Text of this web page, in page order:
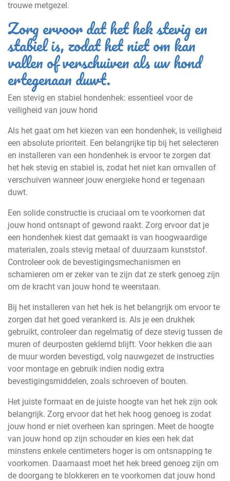
trouwe metgezel.
Zorg ervoor dat het hek stevig en
stabiel is, zodat het niet om kan
vallen of verschuiven als uw hond
ertegenaan duwt.
Een stevig en stabiel hondenhek: essentieel voor de
veiligheid van jouw hond
Als het gaat om het kiezen van een hondenhek, is veiligheid
een absolute prioriteit. Een belangrijke tip bij het selecteren
en installeren van een hondenhek is ervoor te zorgen dat
het hek stevig en stabiel is, zodat het niet kan omvallen of
verschuiven wanneer jouw energieke hond er tegenaan
duwt.
Een solide constructie is cruciaal om te voorkomen dat
jouw hond ontsnapt of gewond raakt. Zorg ervoor dat je
een hondenhek kiest dat gemaakt is van hoogwaardige
materialen, zoals stevig metaal of duurzaam kunststof.
Controleer ook de bevestigingsmechanismen en
scharnieren om er zeker van te zijn dat ze sterk genoeg zijn
om de kracht van jouw hond te weerstaan.
Bij het installeren van het hek is het belangrijk om ervoor te
zorgen dat het goed verankerd is. Als je een drukhek
gebruikt, controleer dan regelmatig of deze stevig tussen de
muren of deurposten geklemd blijft. Voor hekken die aan
de muur worden bevestigd, volg nauwgezet de instructies
voor montage en gebruik indien nodig extra
bevestigingsmiddelen, zoals schroeven of bouten.
Het juiste formaat en de juiste hoogte van het hek zijn ook
belangrijk. Zorg ervoor dat het hek hoog genoeg is zodat
jouw hond er niet overheen kan springen. Meet de hoogte
van jouw hond op zijn schouder en kies een hek dat
minstens enkele centimeters hoger is om ontsnapping te
voorkomen. Daarnaast moet het hek breed genoeg zijn om
de doorgang te blokkeren en te voorkomen dat jouw hond